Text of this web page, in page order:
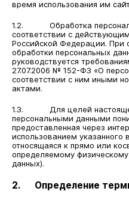
время использования им
1.2. Обработка
соответствии с
Российской Федерации. При
обработки персональных
руководствуется
27.07.2006 № 152-ФЗ «О
соответствии с ним иными
актами.
1.3. Для целей
персональными данными
предоставленная через
использованием указанного
относящаяся к прямо или
определяемому
данных).
2. Определение